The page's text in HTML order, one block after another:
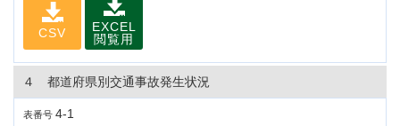
CSV
EXCEL
閲覧用
４ 都道府県別交通事故発生状況
表番号 4-1